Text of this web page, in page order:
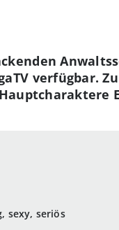
sexy, seriös
verfügbar.